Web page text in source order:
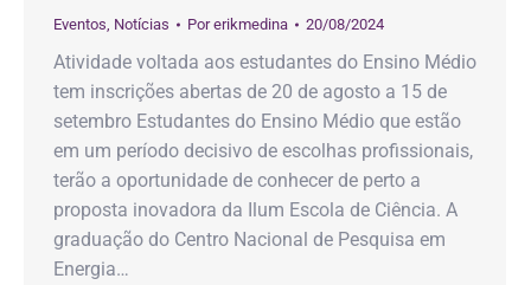
Eventos, Notícias Porerikmedina 20/08/2024
Atividade voltada aos estudantes do Ensino Médio
tem inscrições abertas de 20 de agosto a 15 de
setembro Estudantes do Ensino Médio que estão
em um período decisivo de escolhas profissionais,
terão a oportunidade de conhecer de perto a
proposta inovadora da Ilum Escola de Ciência. A
graduação do Centro Nacional de Pesquisa em
Energia…